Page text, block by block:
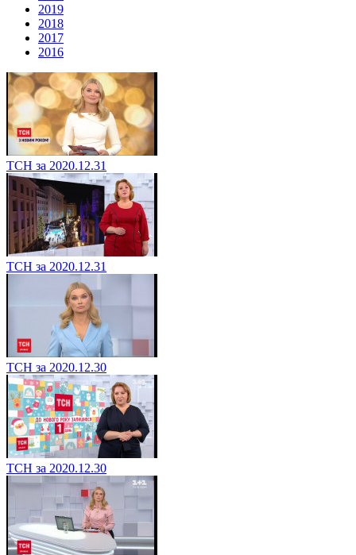
2019
2018
2017
2016
ТСН за 2020.12.31
ТСН за 2020.12.31
ТСН за 2020.12.30
ТСН за 2020.12.30